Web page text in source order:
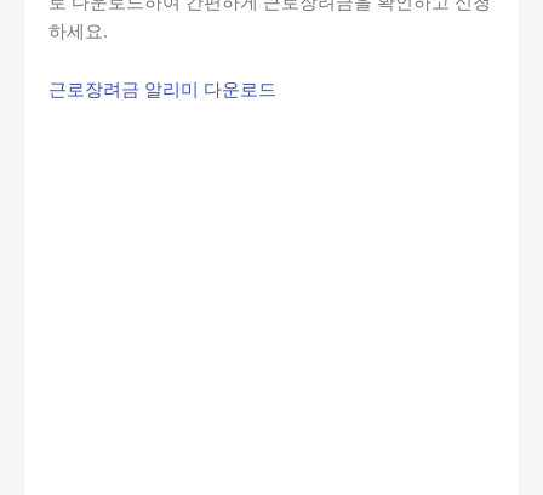
하세요.
근로장려금 알리미 다운로드